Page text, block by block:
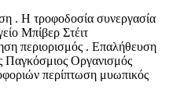
. Η τροφοδοσία συνεργασία
Μπίβερ Στέιτ
περιορισμός . Επαλήθευση
Παγκόσμιος Οργανισμός
περίπτωση μυωπικός